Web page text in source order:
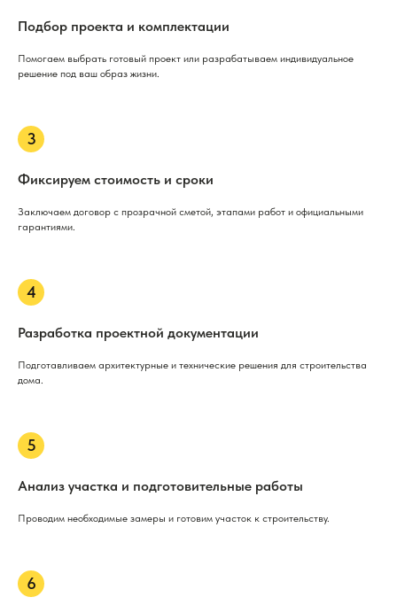
Подбор проекта и комплектации
Помогаем выбрать готовый проект или разрабатываем индивидуальное
решение под ваш образ жизни.
Фиксируем стоимость и сроки
Заключаем договор с прозрачной сметой, этапами работ и официальными
гарантиями.
Разработка проектной документации
Подготавливаем архитектурные и технические решения для строительства
дома.
Анализ участка и подготовительные работы
Проводим необходимые замеры и готовим участок к строительству.